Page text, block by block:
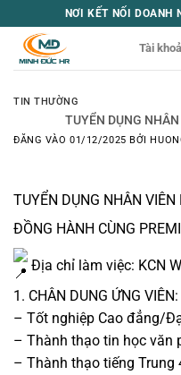
qua
NƠI KẾT NỐI DOANH
Tài
TIN THƯỜNG
TUYỂN DỤNG
ĐĂNG VÀO01/12/2025 BỞI
TUYỂN DỤNG NHÂN
ĐỒNG HÀNH CÙNG
Địa chỉ làm việc: KCN
​1. CHÂN DUNG ỨNG VIÊN:
– Tốt nghiệp Cao đẳng/
– Thành thạo tin học văn
– Thành thạo tiếng Trung